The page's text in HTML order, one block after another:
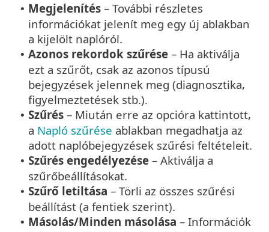
• Megjelenítés – További részletes
információkat jelenít meg egy új ablakban
a kijelölt naplóról.
• Azonos rekordok szűrése – Ha aktiválja
ezt a szűrőt, csak az azonos típusú
bejegyzések jelennek meg (diagnosztika,
figyelmeztetések stb.).
• Szűrés – Miután erre az opcióra kattintott,
a Napló szűrése ablakban megadhatja az
adott naplóbejegyzések szűrési feltételeit.
• Szűrés engedélyezése – Aktiválja a
szűrőbeállításokat.
• Szűrő letiltása – Törli az összes szűrési
beállítást (a fentiek szerint).
• Másolás/Minden másolása – Információk